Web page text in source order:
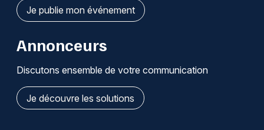
Je publie mon événement
Annonceurs
Discutons ensemble de votre communication
Je découvre les solutions